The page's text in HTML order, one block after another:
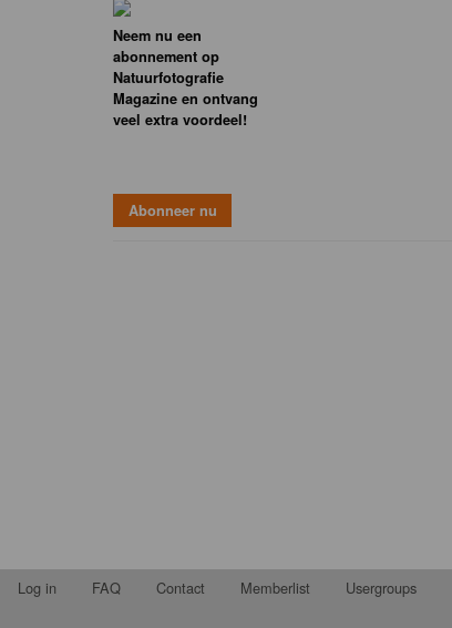
Neem nu een
abonnement op
Natuurfotografie
Magazine en ontvang
veel extra voordeel!
Log in FAQ Contact Memberlist Usergroups